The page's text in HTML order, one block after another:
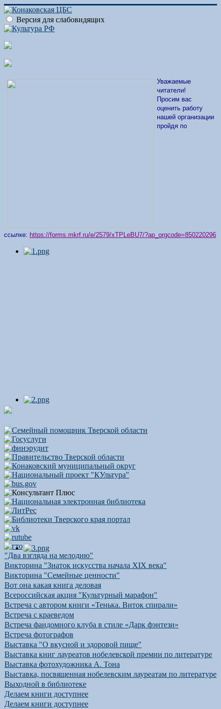
Версия для слабовидящих
Уважаемые
читатели!
Просим вас
оценить работу
нашей организации
пройдя по
ссылке: https://forms.mkrf.ru/e/2579/xTPLeBU7/?ap_orgcode=850220296
"Два взгляда на мелодию"
Викторина "Знаток искусства начала XIX века"
Викторина "Семейные ценности"
Вот она какая книга деловая
Всероссийская акция "Культурный марафон"
Встреча с автором книги «Тенька. Виток спирали»
Встреча с краеведом
Встреча фандомного клуба в стиле «Дарк фэнтези»
Встреча фотографов
Выставка "О вкусной и здоровой пище"
Выставка книг лауреатов нобелевской премии по литературе
Выставка фотохудожника А. Тона
Выставка, посвященная нобелевским лауреатам по литературе
Выходной в библиотеке
Делаем книги доступнее
Делаем книги доступнее